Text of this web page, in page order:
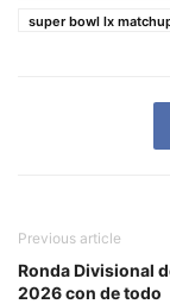
super bowl lx
Previous article
Ronda Divisional
2026 con de todo